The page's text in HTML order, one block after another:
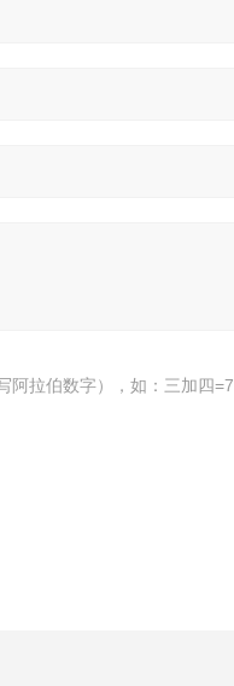
阿拉伯数字），如：三加四=7